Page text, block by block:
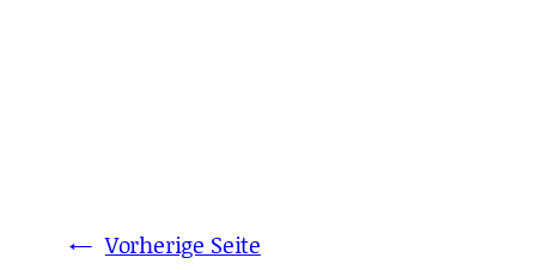
← Vorherige Seite